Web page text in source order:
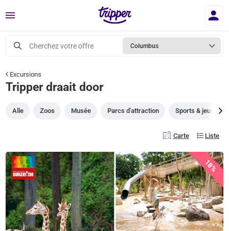
Menu
Cherchez votre offre Columbus
Excursions
Tripper draait door
Alle Zoos Musée Parcs d'attraction Sports & jeux
Carte Liste
18%